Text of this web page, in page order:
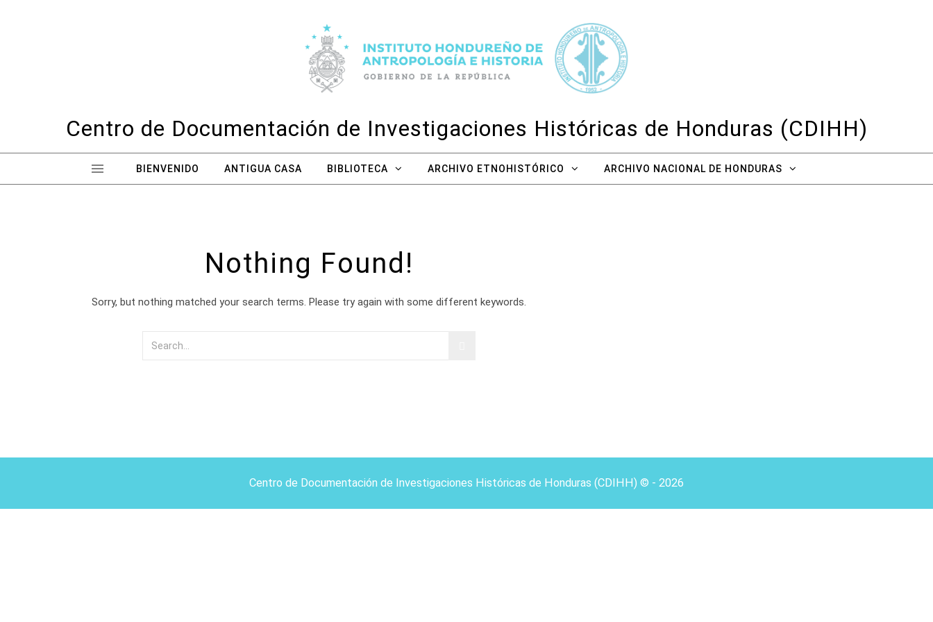
Centro de Documentación de Investigaciones Históricas de Honduras (CDIHH)
BIENVENIDO ANTIGUA CASA BIBLIOTECA ARCHIVO ETNOHISTÓRICO ARCHIVO NACIONAL DE HONDURAS
Nothing Found!
Sorry, but nothing matched your search terms. Please try again with some different keywords.
Centro de Documentación de Investigaciones Históricas de Honduras (CDIHH) © - 2026